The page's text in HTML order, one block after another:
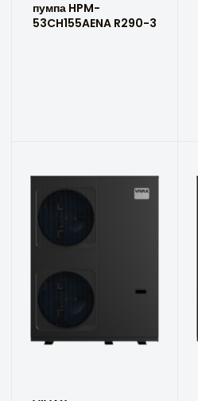
пумпа HPM-
53CH155AENA R290-3